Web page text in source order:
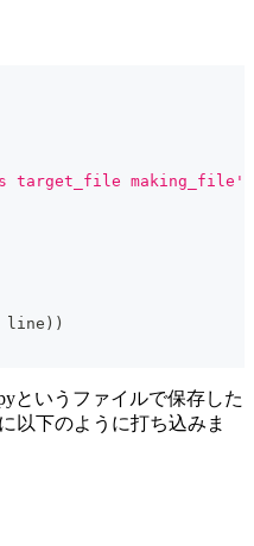
target_file making_file'
line ) )
というファイルで保存した
以下のように打ち込みま